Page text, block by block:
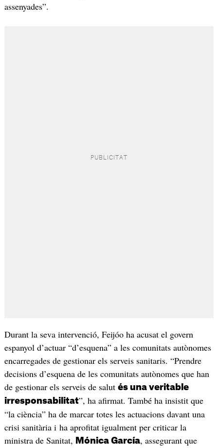
assenyades”.
Durant la seva intervenció, Feijóo ha acusat el govern
espanyol d’actuar “d’esquena” a les comunitats autònomes
encarregades de gestionar els serveis sanitaris. “Prendre
decisions d’esquena de les comunitats autònomes que han
de gestionar els serveis de salut és una veritable
irresponsabilitat”, ha afirmat. També ha insistit que
“la ciència” ha de marcar totes les actuacions davant una
crisi sanitària i ha aprofitat igualment per criticar la
ministra de Sanitat, Mónica García, assegurant que